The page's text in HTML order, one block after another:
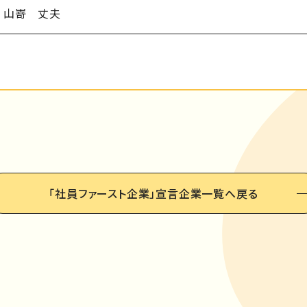
山嵜 丈夫
「社員ファースト企業」宣言企業一覧へ戻る